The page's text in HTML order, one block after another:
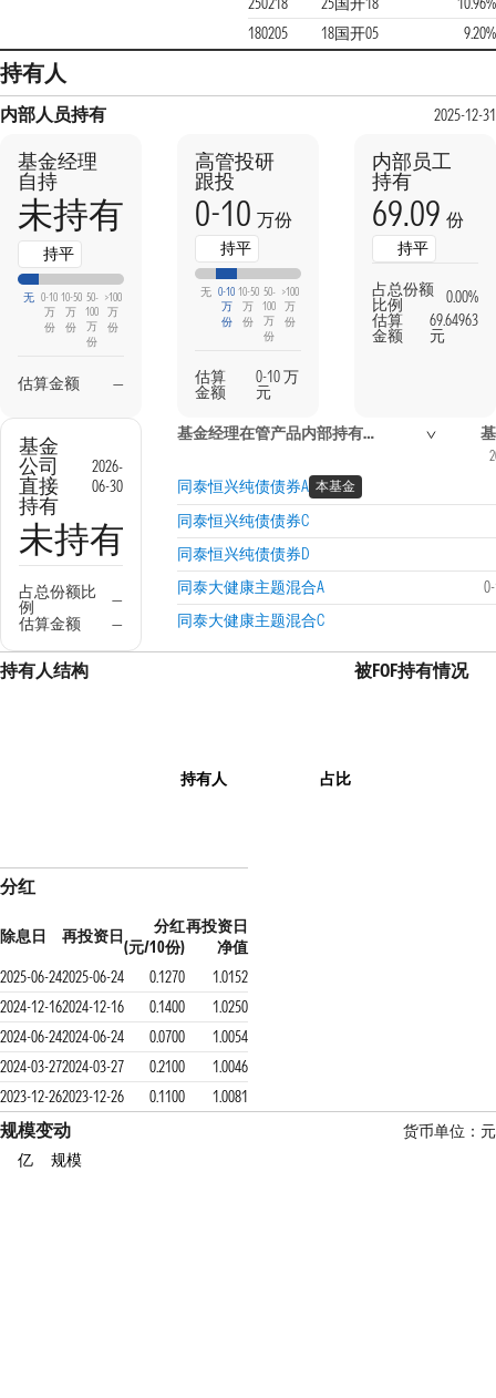
180205
18国开05 9.20%
持有人
内部人员持有 2025-12-31
基金经理
自持
未持有
持平
无 0-10
万
份
10-50
万
份
50-
100
万
份
>100
万
份
估算金额 —
高管投研
跟投
0-10 万份
持平
无 0-10
万
份
10-50
万
份
50-
100
万
份
>100
万
份
估算
金额
0-10 万
元
内部员工
持有
69.09 份
持平
占总份额
比例
0.00%
估算
金额
69.64963
元
基金
公司
直接
持有
2026-
06-30
未持有
占总份额比
例
—
估算金额
—
基金经理在管产品内部持有信息
同泰恒兴纯债债券A 本基金
同泰恒兴纯债债券C
同泰恒兴纯债债券D
同泰大健康主题混合A
同泰大健康主题混合C
持有人结构
持有人 占比
被FOF持有情况
分红
除息日 再投资日
分红
(元/10份)
再投资日
净值
2025-06-242025-06-24 0.1270
1.0152
2024-12-162024-12-16 0.1400
1.0250
2024-06-242024-06-24 0.0700
1.0054
2024-03-272024-03-27 0.2100
1.0046
2023-12-262023-12-26 0.1100 1.0081
规模变动
货币单位：元
亿
规模